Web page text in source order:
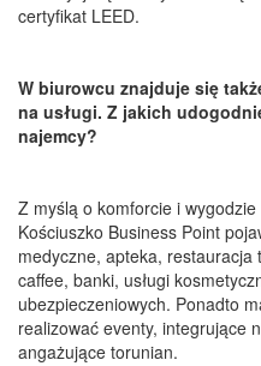
certyfikat LEED.
W biurowcu znajduje się
na usługi. Z jakich
najemcy?
Z myślą o komforcie i
Kościuszko Business Point
medyczne, apteka,
caffee, banki, usługi
ubezpieczeniowych. Ponadto
realizować eventy, integrujące
angażujące torunian.